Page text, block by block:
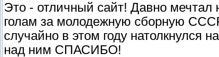
Это - отличный сайт! Давно
голам за молодежную сборную
случайно в этом году натолкнулся
над ним СПАСИБО!